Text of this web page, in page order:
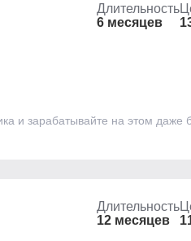
Длительность
6 месяцев
и зарабатывайте на этом
Длительность
12 месяцев